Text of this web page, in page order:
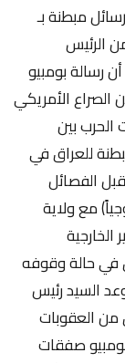
مبطنة بـ
الرئيس
رسالة بومبيو
الأمريكي
الحرب بين
للعراق في
الفصائل
مع ولاية
في حالة وقوفه
السيد رئيس
من العقوبات
صفقات